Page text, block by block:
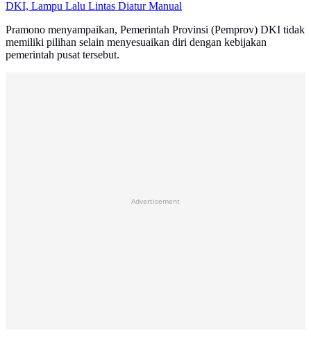
DKI, Lampu Lalu Lintas Diatur Manual
Pramono menyampaikan, Pemerintah Provinsi (Pemprov) DKI tidak
memiliki pilihan selain menyesuaikan diri dengan kebijakan
pemerintah pusat tersebut.
Advertisement